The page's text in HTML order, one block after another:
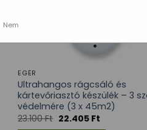
Nem
EGÉR
Ultrahangos rágcsáló és
kártevőriasztó készülék – 3
védelmére (3 x 45m2)
23.100Ft 22.405 Ft